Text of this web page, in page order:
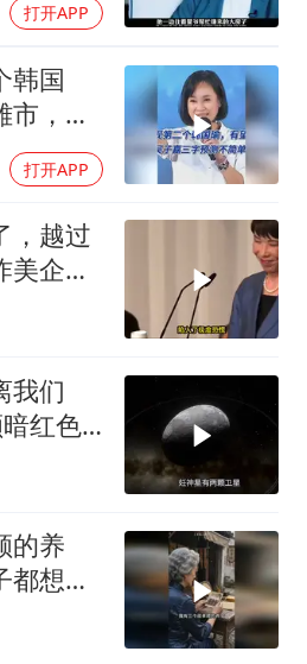
打开APP
韩国
市，吴
单
打开APP
，越过
美企就
我们
红色
的养
都想害